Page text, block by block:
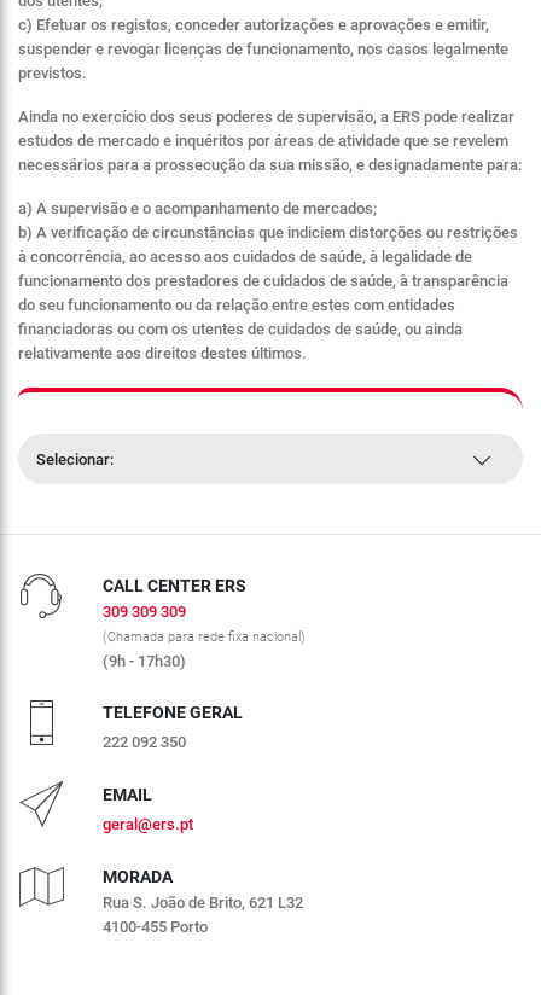
c) Efetuar os registos, conceder autorizações e aprovações e emitir,
suspender e revogar licenças de funcionamento, nos casos legalmente
previstos.
Ainda no exercício dos seus poderes de supervisão, a ERS pode realizar
estudos de mercado e inquéritos por áreas de atividade que se revelem
necessários para a prossecução da sua missão, e designadamente para:
a) A supervisão e o acompanhamento de mercados;
b) A verificação de circunstâncias que indiciem distorções ou restrições
à concorrência, ao acesso aos cuidados de saúde, à legalidade de
funcionamento dos prestadores de cuidados de saúde, à transparência
do seu funcionamento ou da relação entre estes com entidades
financiadoras ou com os utentes de cuidados de saúde, ou ainda
relativamente aos direitos destes últimos.
Selecionar:
CALL CENTER ERS
309 309 309
(Chamada para rede fixa nacional)
(9h - 17h30)
TELEFONE GERAL
222 092 350
EMAIL
geral@ers.pt
MORADA
Rua S. João de Brito, 621 L32
4100-455 Porto